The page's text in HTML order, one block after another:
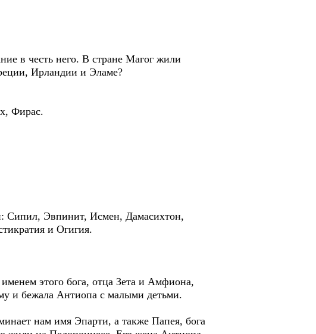
в честь него. В стране Магог жили
Ирландии и Эламе?
Фирас.
Сипил, Эвпинит, Исмен, Дамасихтон,
и Огигия.
этого бога, отца Зета и Амфиона,
и бежала Антиопа с малыми детьми.
нам имя Эпарти, а также Папея, бога